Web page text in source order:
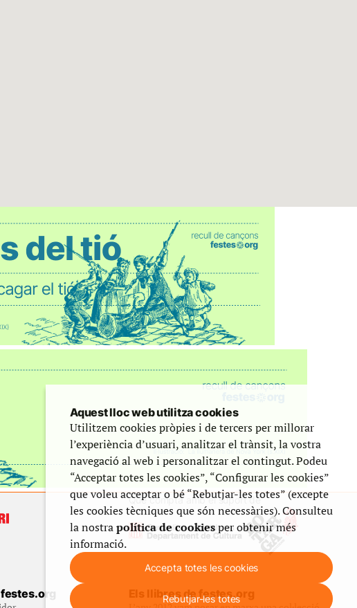
Que compta amb el suport de
Els llibres de festes.org
Aquest lloc web utilitza cookies
Utilitzem cookies pròpies i de tercers per millorar
l’experiència d’usuari, analitzar el trànsit, la vostra
navegació al web i personalitzar el contingut. Podeu
“Acceptar totes les cookies”, “Configurar les cookies”
que voleu acceptar o bé “Rebutjar-les totes” (excepte
les cookies tècniques que són necessàries). Consulteu
la nostrapolítica de cookiesper obtenir més
informació.
Accepta totes les cookies
Rebutjar-les totes